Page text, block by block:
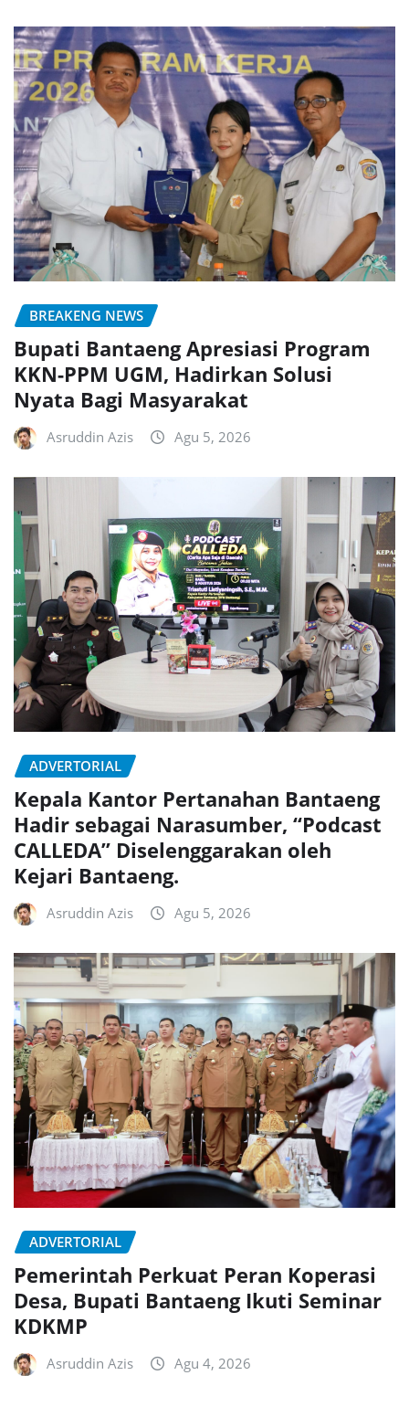
BREAKENG NEWS
Bupati Bantaeng Apresiasi Program
KKN-PPM UGM, Hadirkan Solusi
Nyata Bagi Masyarakat
Asruddin Azis Agu 5, 2026
ADVERTORIAL
Kepala Kantor Pertanahan Bantaeng
Hadir sebagai Narasumber, “Podcast
CALLEDA” Diselenggarakan oleh
Kejari Bantaeng.
Asruddin Azis Agu 5, 2026
ADVERTORIAL
Pemerintah Perkuat Peran Koperasi
Desa, Bupati Bantaeng Ikuti Seminar
KDKMP
Asruddin Azis Agu 4, 2026